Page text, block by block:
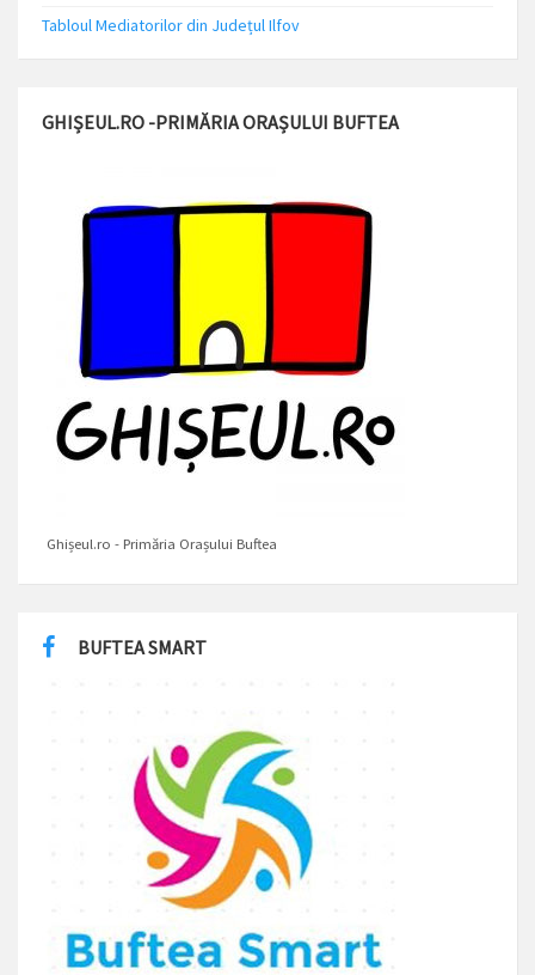
Tabloul Mediatorilor din Județul Ilfov
GHIȘEUL.RO -PRIMĂRIA ORAȘULUI BUFTEA
Ghișeul.ro - Primăria Orașului Buftea
BUFTEA SMART